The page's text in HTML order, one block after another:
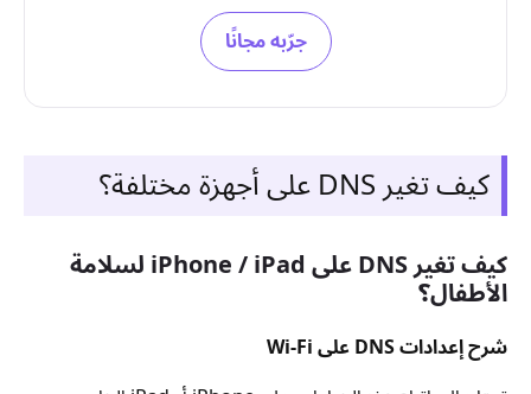
جرّبه مجانًا
كيف تغير DNS على أجهزة مختلفة؟
كيف تغير DNS على iPhone / iPad لسلامة
الأطفال؟
شرح إعدادات DNS على Wi-Fi